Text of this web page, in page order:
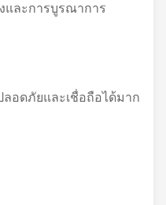
และการบูรณาการ
อดภัยและเชื่อถือได้มาก